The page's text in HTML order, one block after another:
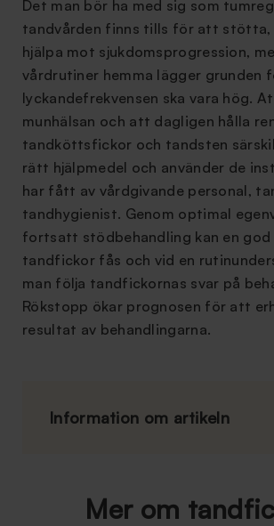
Det man bör ha med sig som
tandvården finns tills för att stötta,
hjälpa mot sjukdomsprogression,
vårdrutiner hemma lägger grunden
lyckandefrekvensen ska vara hög.
munhälsan och att dagligen hålla
tandköttsfickor och tandsten
rätt hjälpmedel och använder de
har fått av vårdgivande personal,
tandhygienist. Genom optimal
fortsatt stödbehandling kan en god
tandfickor fås och vid en
man följa tandfickornas svar på
Rökstopp ökar prognosen för att
resultat av behandlingarna.
Information om artikeln
Mer om